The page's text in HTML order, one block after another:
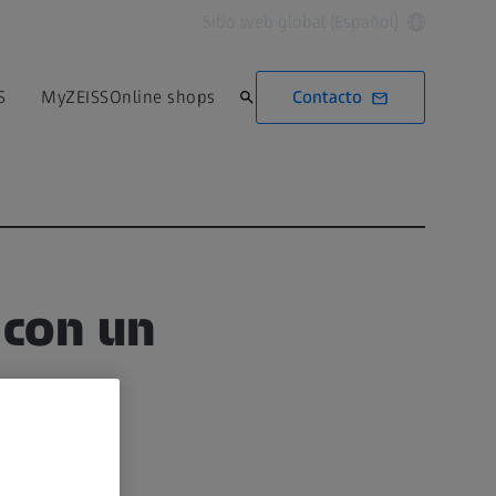
MyZEISSOnline shops Contacto
un